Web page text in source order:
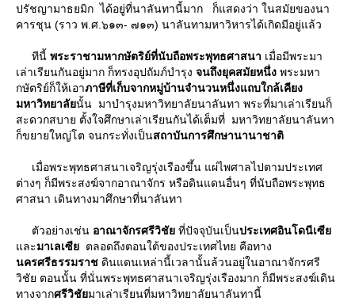
ปรัชญามาธยมิก ได้อยู่ที่นาลันทานี้มาก ก็แสดงว่า ในสมัยของนา
คารชุน (ราว พ.ศ.๖๑๓- ๗๑๓) นาลันทามหาวิหารได้เกิดมีอยู่แล้ว
ทีนี้ พระราชามหากษัตริย์ที่นับถือพระพุทธศาสนา เมื่อมีพระมา
เล่าเรียนกันอยู่มาก ก็ทรงอุปถัมภ์บํารุง จนถึงยุคสมัยหนึ่ง พระมหา
กษัตริย์ก็ให้เอาภาษีที่เก็บจากหมู่บ้านจํานวนหนึ่งแถบใกล้เคียง
มหาวิทยาลันั้น มาบํารุงมหาวิทยาลัยนาลันทา พระที่มาเล่าเรียนก็
สะดวกสบาย ตั้งใจศึกษาเล่าเรียนกันได้เต็มที่ มหาวิทยาลัยนาลันทา
ก็ขยายใหญ่โต จนกระทั่งเป็นสถาบันการศึกษานานาชาติ
เมื่อพระพุทธศาสนาเจริญรุ่งเรืองขึ้น แผ่ไพศาลไปตามประเทศ
ต่างๆ ก็มีพระสงฆ์จากอาณาจักร หรือดินแดนอื่นๆ ที่นับถือพระพุทธ
ศาสนา เดินทางมาศึกษาที่นาลันทา
ตัวอย่างเช่น อาณาจักรศรีวิชั ที่ปัจจุบันเป็นประเทศอินโดนีเซี
ละมาเลเซี ตลอดถึงตอนใต้ของประเทศไทย คือทาง
นครศรีธรรมราช ดินแดนเหล่านี้เวลานั้นล้วนอยู่ในอาณาจักรศรี
วิชัย ตอนนั้น ที่นั่นพระพุทธศาสนาเจริญรุ่งเรืองมาก ก็มีพระสงฆ์เดิน
ทางจากศรีวิชัมาเล่าเรียนที่มหาวิทยาลัยนาลันทานี้